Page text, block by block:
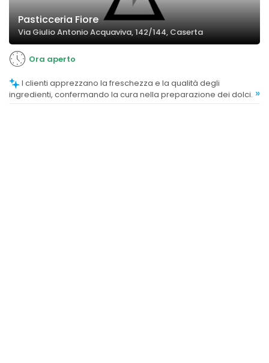
Pasticceria Fiore
Via Giulio Antonio Acquaviva, 142/144, Caserta
Ora aperto
ingredienti, confermando la cura nella preparazione dei dolci. »